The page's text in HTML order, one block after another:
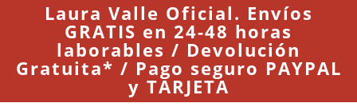
Laura Valle Oficial. Envíos
GRATIS en 24-48 horas
laborables / Devolución
Gratuita* / Pago seguro PAYPAL
y TARJETA